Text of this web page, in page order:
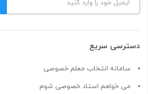
دسترسی سریع
سامانه انتخاب معلم خصوصی
می خواهم استاد خصوصی شوم